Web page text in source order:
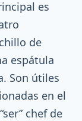
es
de
espátula
Son útiles
en el
chef de